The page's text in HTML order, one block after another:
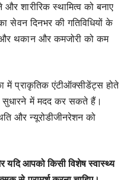
शारीरिक स्थामित्व को बनाए
दिनभर की गतिविधियों के
थकान और कमजोरी को कम
में प्राकृतिक एंटीऑक्सीडेंट्स होते
सुधारने में मदद कर सकते हैं।
और न्यूरोडीजीनरेशन को
आपको किसी विशेष स्वास्थ्य